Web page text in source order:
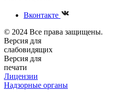
Вконтакте
© 2024 Все права защищены.
Версия для
слабовидящих
Версия для
печати
Лицензии
Надзорные органы